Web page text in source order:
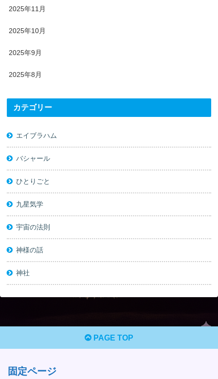
2025年11月
2025年10月
2025年9月
2025年8月
カテゴリー
エイブラハム
バシャール
ひとりごと
九星気学
宇宙の法則
神様の話
神社
PAGE TOP
固定ページ